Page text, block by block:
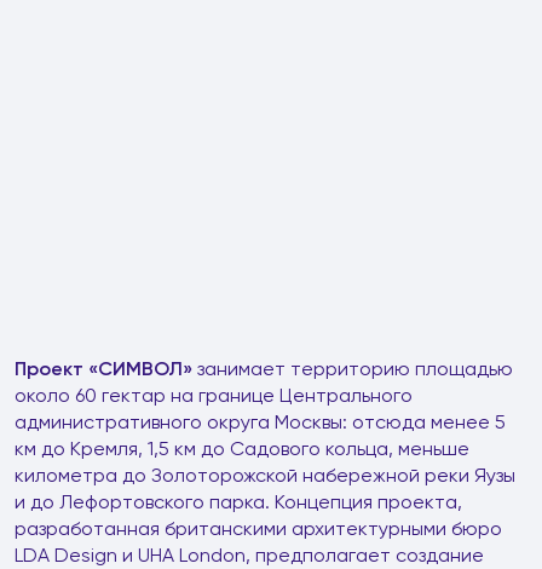
Проект «СИМВОЛ» занимает территорию площадью
около 60 гектар на границе Центрального
административного округа Москвы: отсюда менее 5
км до Кремля, 1,5 км до Садового кольца, меньше
километра до Золоторожской набережной реки Яузы
и до Лефортовского парка. Концепция проекта,
разработанная британскими архитектурными бюро
LDA Design и UHA London, предполагает создание